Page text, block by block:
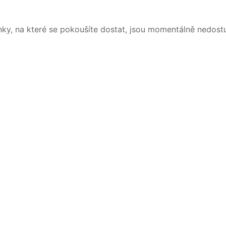
na které se pokoušíte dostat, jsou momentálně